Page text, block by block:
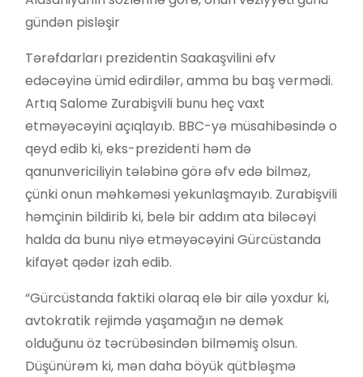
gündən pisləşir
Tərəfdarları prezidentin Saakaşvilini əfv
edəcəyinə ümid edirdilər, amma bu baş vermədi.
Artıq Salome Zurabişvili bunu heç vaxt
etməyəcəyini açıqlayıb. BBC-yə müsahibəsində o
qeyd edib ki, eks-prezidenti həm də
qanunvericiliyin tələbinə görə əfv edə bilməz,
çünki onun məhkəməsi yekunlaşmayıb. Zurabişvili
həmçinin bildirib ki, belə bir addım ata biləcəyi
halda da bunu niyə etməyəcəyini Gürcüstanda
kifayət qədər izah edib.
“Gürcüstanda faktiki olaraq elə bir ailə yoxdur ki,
avtokratik rejimdə yaşamağın nə demək
olduğunu öz təcrübəsindən bilməmiş olsun.
Düşünürəm ki, mən daha böyük qütbləşmə